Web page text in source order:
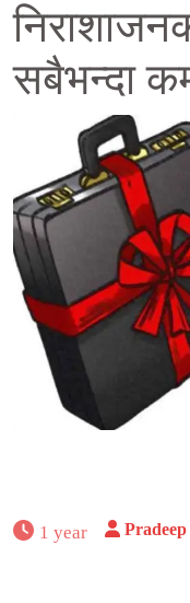
सबैभन्दा
1 year Pradeep